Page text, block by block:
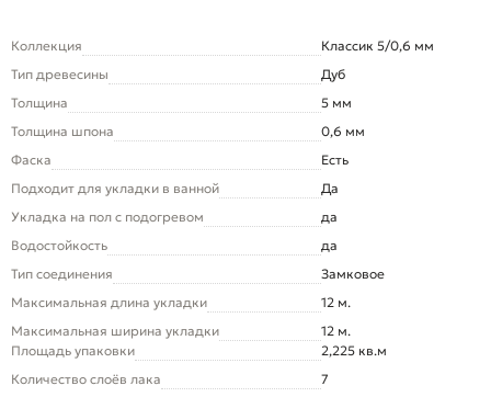
Коллекция
Классик 5/0,6 мм
Тип древесины
Дуб
Толщина
5 мм
Толщина шпона
0,6 мм
Фаска
Есть
Подходит для укладки в ванной
Да
Укладка на пол c подогревом
да
Водостойкость
да
Тип соединения
Замковое
Максимальная длина укладки
12 м.
Максимальная ширина укладки
12 м.
Площадь упаковки
2,225 кв.м
Количество слоёв лака
7